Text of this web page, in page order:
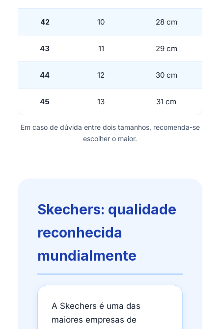
42 10 28 cm
43 11 29 cm
44 12 30 cm
45 13 31 cm
Em caso de dúvida entre dois tamanhos, recomenda-se
escolher o maior.
Skechers: qualidade
reconhecida
mundialmente
A Skechers é uma das
maiores empresas de